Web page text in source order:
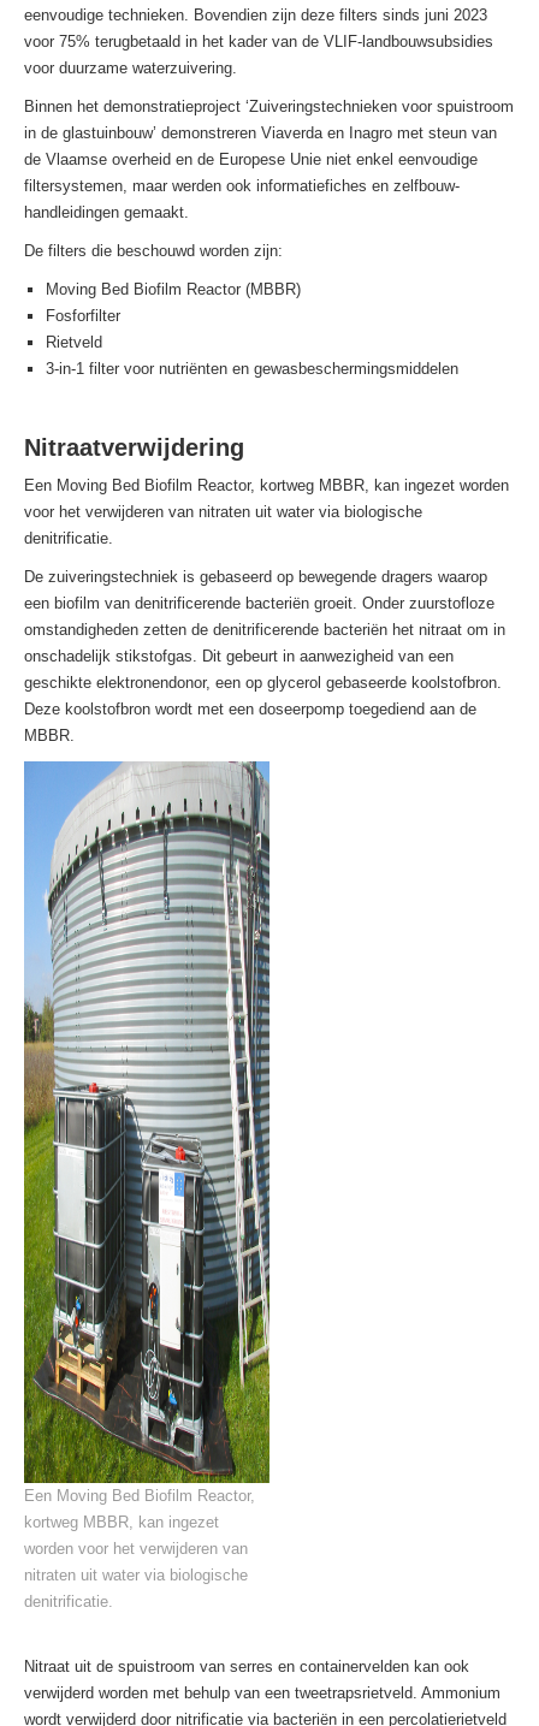
eenvoudige technieken. Bovendien zijn deze filters sinds juni 2023
voor 75% terugbetaald in het kader van de VLIF-landbouwsubsidies
voor duurzame waterzuivering.
Binnen het demonstratieproject ‘Zuiveringstechnieken voor spuistroom
in de glastuinbouw’ demonstreren Viaverda en Inagro met steun van
de Vlaamse overheid en de Europese Unie niet enkel eenvoudige
filtersystemen, maar werden ook informatiefiches en zelfbouw-
handleidingen gemaakt.
De filters die beschouwd worden zijn:
Moving Bed Biofilm Reactor (MBBR)
Fosforfilter
Rietveld
3-in-1 filter voor nutriënten en gewasbeschermingsmiddelen
Nitraatverwijdering
Een Moving Bed Biofilm Reactor, kortweg MBBR, kan ingezet worden
voor het verwijderen van nitraten uit water via biologische
denitrificatie.
De zuiveringstechniek is gebaseerd op bewegende dragers waarop
een biofilm van denitrificerende bacteriën groeit. Onder zuurstofloze
omstandigheden zetten de denitrificerende bacteriën het nitraat om in
onschadelijk stikstofgas. Dit gebeurt in aanwezigheid van een
geschikte elektronendonor, een op glycerol gebaseerde koolstofbron.
Deze koolstofbron wordt met een doseerpomp toegediend aan de
MBBR.
Een Moving Bed Biofilm Reactor,
kortweg MBBR, kan ingezet
worden voor het verwijderen van
nitraten uit water via biologische
denitrificatie.
Nitraat uit de spuistroom van serres en containervelden kan ook
verwijderd worden met behulp van een tweetrapsrietveld. Ammonium
wordt verwijderd door nitrificatie via bacteriën in een percolatierietveld